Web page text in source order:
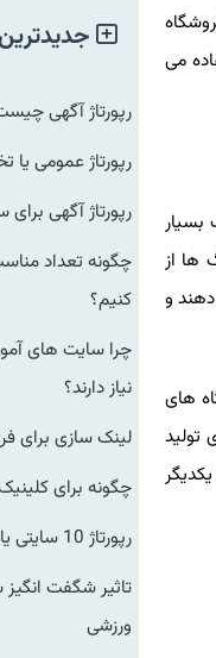
می
از
و
های
جدیدترین
رپورتاژ آگهی چیست؟
رپورتاژ عمومی یا
رپورتاژ آگهی
چگونه تعداد
کنیم؟
چرا سایت های
نیاز دارند؟
لینک سازی برای
چگونه برای کلینیک
رپورتاژ 10 سایتی یا 100 سایتی؟
تاثیر شگفت انگیز
ورزشی